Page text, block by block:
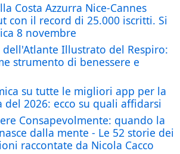
Costa Azzurra Nice-Cannes
con il record di 25.000 iscritti. Si
8 novembre
dell'Atlante Illustrato del Respiro:
strumento di benessere e
su tutte le migliori app per la
del 2026: ecco su quali affidarsi
Consapevolmente: quando la
dalla mente - Le 52 storie dei
raccontate da Nicola Cacco